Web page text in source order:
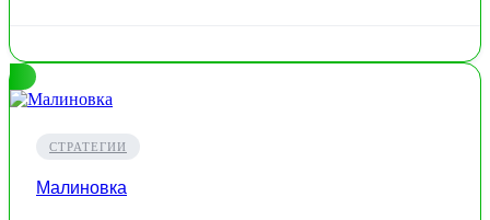
СТРАТЕГИИ
Малиновка